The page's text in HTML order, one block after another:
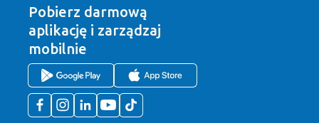
Pobierz darmową
aplikację i zarządzaj
mobilnie